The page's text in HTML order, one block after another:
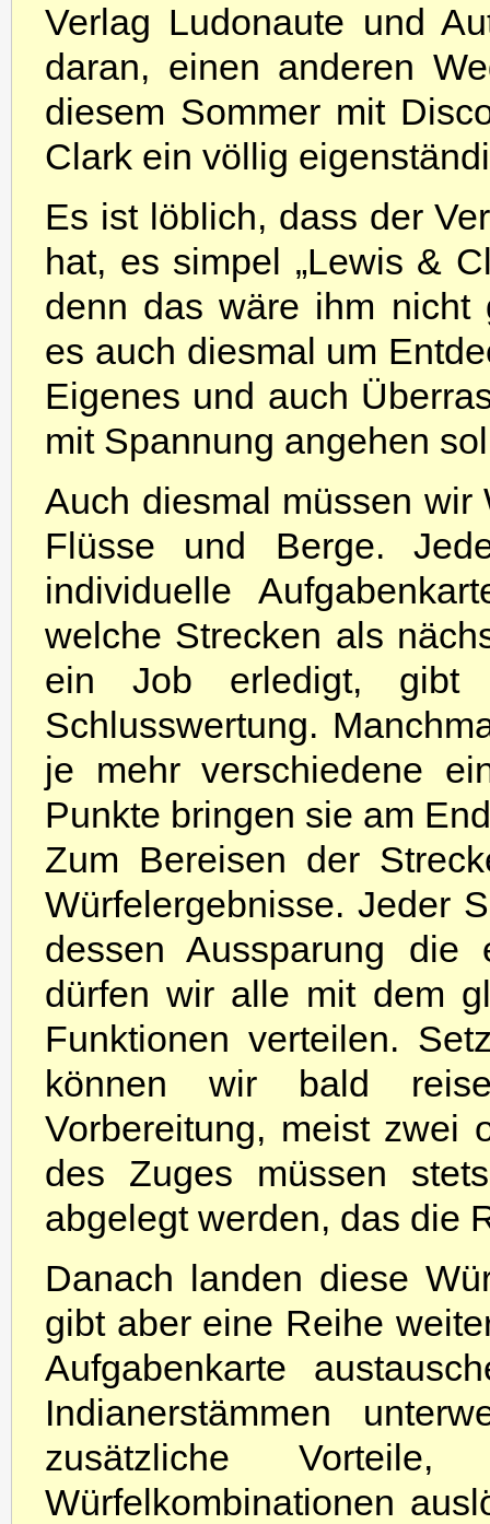
Verlag Ludonaute und
daran, einen anderen
diesem Sommer mit
Clark ein völlig
Es ist löblich, dass der
hat, es simpel „Lewis &
denn das wäre ihm nicht
es auch diesmal um
Eigenes und auch
mit Spannung angehen
Auch diesmal müssen wir
Flüsse und Berge.
individuelle
welche Strecken als
ein Job erledigt, gibt
Schlusswertung.
je mehr verschiedene
Punkte bringen sie am
Zum Bereisen der
Würfelergebnisse. Jeder
dessen Aussparung
dürfen wir alle mit dem
Funktionen verteilen.
können wir bald
Vorbereitung, meist zwei
des Zuges müssen
abgelegt werden, das die
Danach landen diese
gibt aber eine Reihe
Aufgabenkarte
Indianerstämmen
zusätzliche
Würfelkombinationen